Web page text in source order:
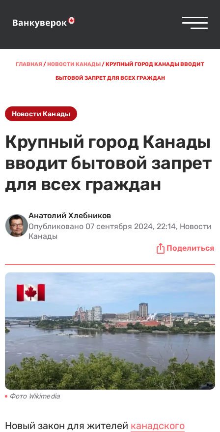
ГЛАВНАЯ /НОВОСТИ КАНАДЫ/КРУПНЫЙ ГОРОД КАНАДЫ ВВОДИТ
БЫТОВОЙ ЗАПРЕТ ДЛЯ ВСЕХ ГРАЖДАН
Новости Канады
Крупный город Канады
вводит бытовой запрет
для всех граждан
Анатолий Хлебников
Опубликовано 07 сентября 2024, 22:14, Новости
Канады
Поделиться
Фото Wikimedia
Новый закон для жителей канадского